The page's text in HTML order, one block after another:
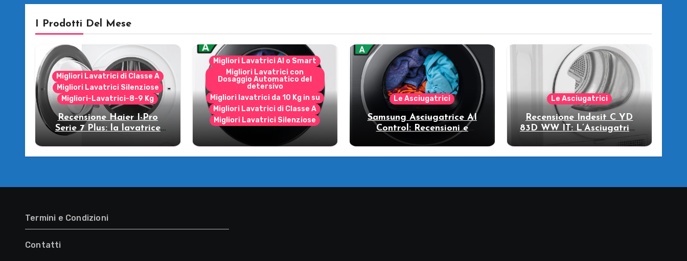
I Prodotti Del Mese
Migliori Lavatrici di Classe A
Migliori Lavatrici Silenziose
Migliori-Lavatrici-8-9 Kg
Recensione Haier I-Pro
Serie 7 Plus: la lavatrice
che strizza l’occhio al
futuro!
Migliori Lavatrici AI o Smart
Migliori Lavatrici con
Dosaggio Automatico del
detersivo
Migliori lavatrici da 10 Kg in su
Migliori Lavatrici di Classe A
Migliori Lavatrici Silenziose
Recensione Samsung
Bespoke AI
Le Asciugatrici
Samsung Asciugatrice AI
Control: Recensioni e
vantaggi del modello
pompa di calore
Le Asciugatrici
Recensione Indesit C YD
83D WW IT: L’Asciugatrice
a Pompa di Calore per il
Tuo Benessere
Termini e Condizioni
Contatti